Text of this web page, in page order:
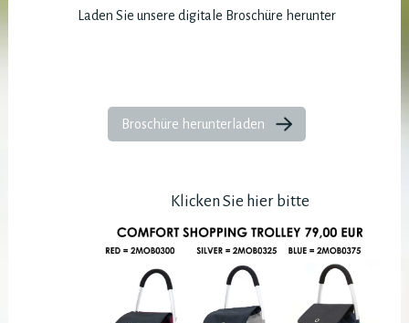
Laden Sie unsere digitale Broschüre herunter
Broschüre herunterladen
Klicken Sie hier bitte